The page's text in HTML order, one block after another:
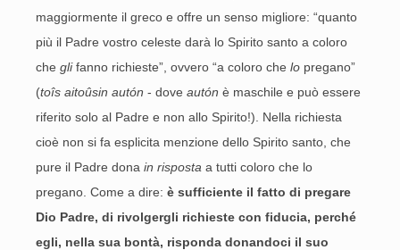
maggiormente il greco e offre un senso migliore: “quanto
più il Padre vostro celeste darà lo Spirito santo a coloro
che glifanno richieste”, ovvero “a coloro che lo pregano”
(toîs aitoûsin autón - dove autón è maschile e può essere
riferito solo al Padre e non allo Spirito!). Nella richiesta
cioè non si fa esplicita menzione dello Spirito santo, che
pure il Padre dona in risposta a tutti coloro che lo
pregano. Come a dire: è sufficiente il fatto di pregare
Dio Padre, di rivolgergli richieste con fiducia, perché
egli, nella sua bontà, risponda donandoci il suo